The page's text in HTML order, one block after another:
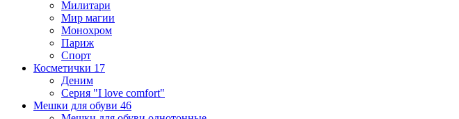
Милитари
Мир магии
Монохром
Париж
Спорт
Косметички 17
Деним
Серия "I love comfort"
Мешки для обуви 46